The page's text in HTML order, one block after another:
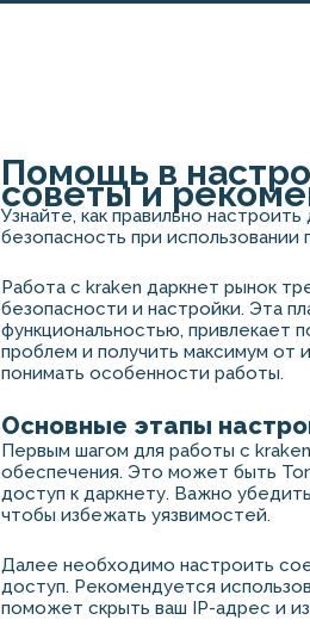
Помощь в
советы и
Узнайте, как правильно
безопасность при использовании
Работа с kraken даркнет рынок
безопасности и настройки. Эта
функциональностью, привлекает
проблем и получить максимум от
понимать особенности работы.
Основные этапы
Первым шагом для работы с
обеспечения. Это может быть
доступ к даркнету. Важно
чтобы избежать уязвимостей.
Далее необходимо настроить
доступ. Рекомендуется
поможет скрыть ваш IP-адрес и